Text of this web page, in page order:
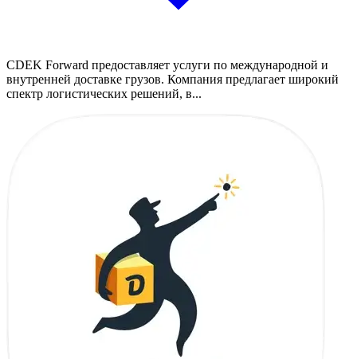
CDEK Forward предоставляет услуги по международной и
внутренней доставке грузов. Компания предлагает широкий
спектр логистических решений, в...